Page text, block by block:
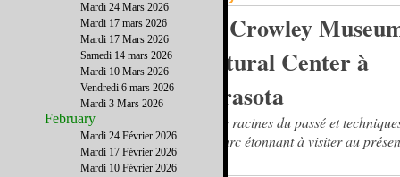
Le Crowley
Natural Center à
Sarasota
Entre racines du passé et
un parc étonnant à visiter au
Mardi 24 Mars 2026
Mardi 17 mars 2026
Mardi 17 Mars 2026
Samedi 14 mars 2026
Mardi 10 Mars 2026
Vendredi 6 mars 2026
Mardi 3 Mars 2026
February
Mardi 24 Février 2026
Mardi 17 Février 2026
Mardi 10 Février 2026